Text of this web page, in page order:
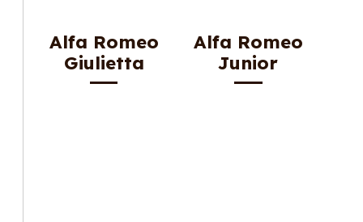
Alfa Romeo
Giulietta
Alfa Romeo
Junior